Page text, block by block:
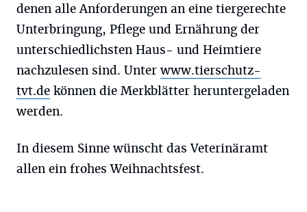
denen alle Anforderungen an eine tiergerechte
Unterbringung, Pflege und Ernährung der
unterschiedlichsten Haus- und Heimtiere
nachzulesen sind. Unterwww.tierschutz-
tvt.de können die Merkblätter heruntergeladen
werden.
In diesem Sinne wünscht das Veterinäramt
allen ein frohes Weihnachtsfest.